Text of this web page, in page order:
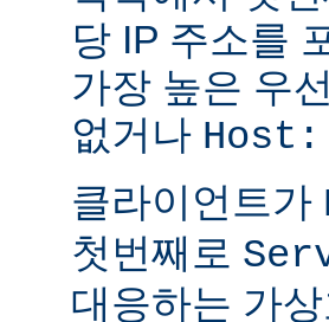
당 IP 주소를
가장 높은 우
없거나 Host:
클라이언트가
첫번째로
대응하는 가